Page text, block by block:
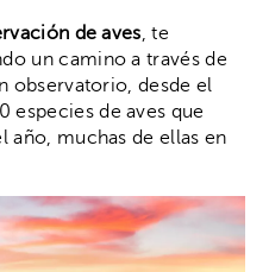
de aves , te
un camino a través de
observatorio, desde el
especies de aves que
año, muchas de ellas en